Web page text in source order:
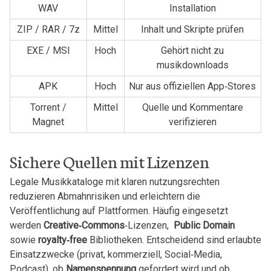
WAV
Installation
ZIP / RAR / 7z
Mittel
Inhalt und Skripte prüfen
EXE / MSI
Hoch
Gehört nicht zu
musikdownloads
APK
Hoch
Nur aus offiziellen App‑Stores
Torrent /‍
Magnet
Mittel
Quelle und Kommentare
verifizieren
Sichere Quellen mit Lizenzen
Legale Musikkataloge mit ​klaren nutzungsrechten
reduzieren Abmahnrisiken und⁣ erleichtern die
Veröffentlichung auf Plattformen. Häufig eingesetzt
werden Creative‑Commons‑Lizenzen, ⁤ Public Domain
sowie royalty‑freeBibliotheken. Entscheidend sind erlaubte
Einsatzzwecke (privat, kommerziell, Social‑Media,